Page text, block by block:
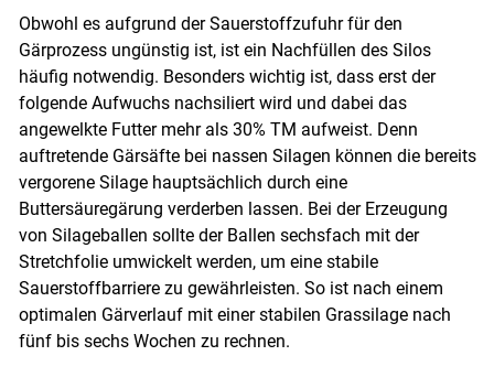
​​​​​​​ Obwohl es aufgrund der Sauerstoffzufuhr für den
Gärprozess ungünstig ist, ist ein Nachfüllen des Silos
häufig notwendig. Besonders wichtig ist, dass erst der
folgende Aufwuchs nachsiliert wird und dabei das
angewelkte Futter mehr als 30% TM aufweist. Denn
auftretende Gärsäfte bei nassen Silagen können die bereits
vergorene Silage hauptsächlich durch eine
Buttersäuregärung verderben lassen. Bei der Erzeugung
von Silageballen sollte der Ballen sechsfach mit der
Stretchfolie umwickelt werden, um eine stabile
Sauerstoffbarriere zu gewährleisten. So ist nach einem
optimalen Gärverlauf mit einer stabilen Grassilage nach
fünf bis sechs Wochen zu rechnen.